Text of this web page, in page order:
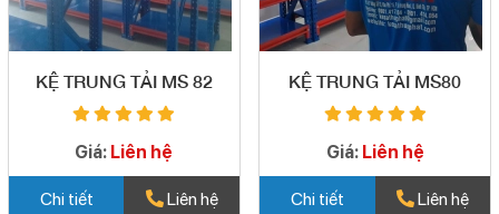
KỆ TRUNG TẢI MS 82
Giá: Liên hệ
Chi tiết Liên hệ
KỆ TRUNG TẢI MS80
Giá: Liên hệ
Chi tiết Liên hệ